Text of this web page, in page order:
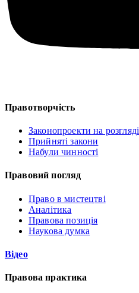
Правотворчість
Законопроекти на розгляді
Прийняті закони
Набули чинності
Правовий погляд
Право в мистецтві
Аналітика
Правова позиція
Наукова думка
Відео
Правова практика